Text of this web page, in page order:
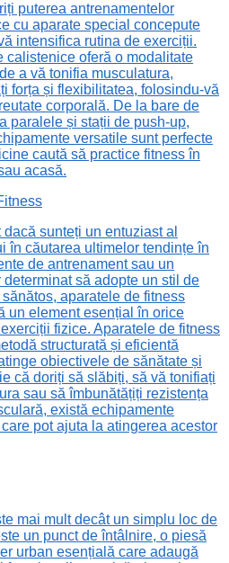
puterea antrenamentelor
cu aparate special concepute
intensifica rutina de exerciții.
calistenice oferă o modalitate
a vă tonifia musculatura,
forța și flexibilitatea, folosindu-vă
corporală. De la bare de
paralele și stații de push-up,
versatile sunt perfecte
caută să practice fitness în
acasă.
dacă sunteți un entuziast al
în căutarea ultimelor tendințe în
de antrenament sau un
determinat să adopte un stil de
aparatele de fitness
un element esențial în orice
fizice. Aparatele de fitness
structurată și eficientă
obiectivele de sănătate și
că doriți să slăbiți, să vă tonifiați
sau să îmbunătățiți rezistența
există echipamente
pot ajuta la atingerea acestor
mai mult decât un simplu loc de
un punct de întâlnire, o piesă
urban esențială care adaugă